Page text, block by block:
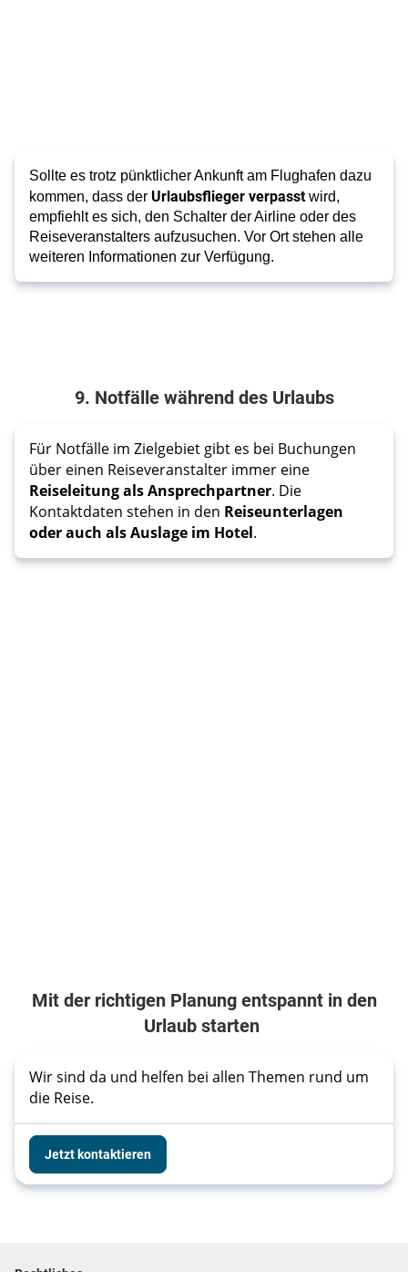
Sollte es trotz pünktlicher Ankunft am Flughafen dazu
kommen, dass der Urlaubsflieger verpasstwird,
empfiehlt es sich, den Schalter der Airline oder des
Reiseveranstalters aufzusuchen. Vor Ort stehen alle
weiteren Informationen zur Verfügung.
9. Notfälle während des Urlaubs
Für Notfälle im Zielgebiet gibt es bei Buchungen
über einen Reiseveranstalter immer eine
Reiseleitung als Ansprechpartner. Die
Kontaktdaten stehen in den Reiseunterlagen
oder auch als Auslage im Hotel.
Mit der richtigen Planung entspannt in den
Urlaub starten
Wir sind da und helfen bei allen Themen rund um
die Reise.
Jetzt kontaktieren
Footer navigation